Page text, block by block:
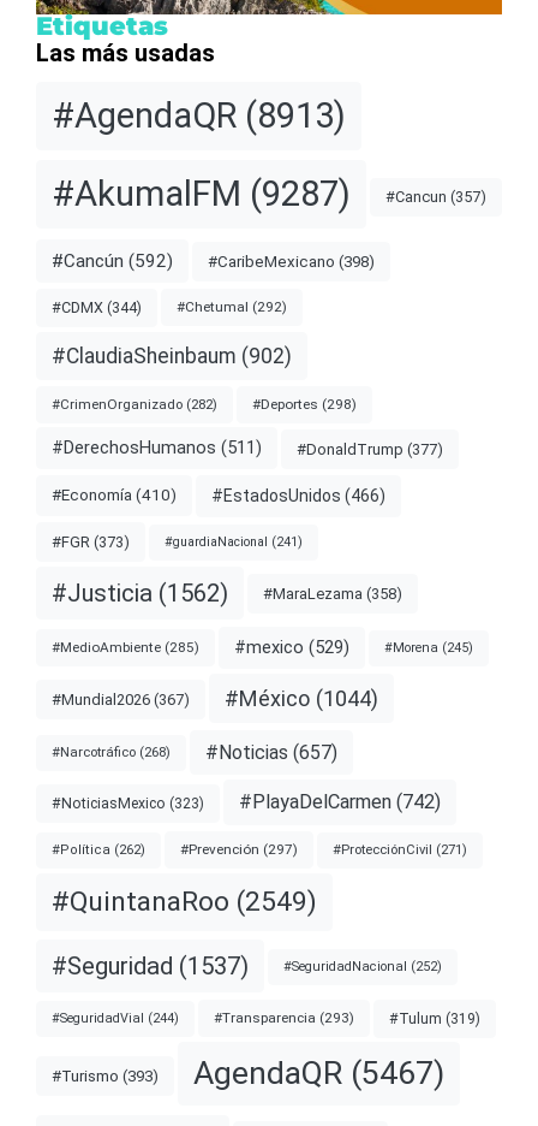
Etiquetas
Las más usadas
#AgendaQR (8913)
#AkumalFM (9287) #Cancun (357)
#Cancún (592) #CaribeMexicano (398)
#CDMX (344) #Chetumal (292)
#ClaudiaSheinbaum (902)
#CrimenOrganizado (282) #Deportes (298)
#DerechosHumanos (511) #DonaldTrump (377)
#Economía (410) #EstadosUnidos (466)
#FGR (373) #guardiaNacional (241)
#Justicia (1562) #MaraLezama (358)
#MedioAmbiente (285) #mexico (529) #Morena (245)
#Mundial2026 (367) #México (1044)
#Narcotráfico (268) #Noticias (657)
#NoticiasMexico (323) #PlayaDelCarmen (742)
#Política (262) #Prevención (297) #ProtecciónCivil (271)
#QuintanaRoo (2549)
#Seguridad (1537) #SeguridadNacional (252)
#SeguridadVial (244) #Transparencia (293) #Tulum (319)
#Turismo (393) AgendaQR (5467)